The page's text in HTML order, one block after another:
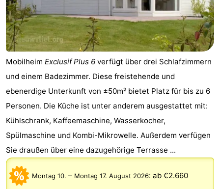
Mobilheim Exclusif Plus 6 verfügt über drei Schlafzimmern
und einem Badezimmer. Diese freistehende und
ebenerdige Unterkunft von ±50m² bietet Platz für bis zu 6
Personen. Die Küche ist unter anderem ausgestattet mit:
Kühlschrank, Kaffeemaschine, Wasserkocher,
Spülmaschine und Kombi-Mikrowelle. Außerdem verfügen
Sie draußen über eine dazugehörige Terrasse ...
Montag 10. – Montag 17. August 2026: ab €2.660